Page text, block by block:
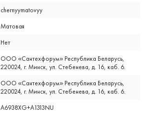
chernyymatovyy
Матовая
Нет
ООО «Сантехфорум» Республика Беларусь,
220024, г. Минск, ул. Стебенева, д. 16, каб. 6.
ООО «Сантехфорум» Республика Беларусь,
220024, г. Минск, ул. Стебенева, д. 16, каб. 6.
A6938XG+A1313NU